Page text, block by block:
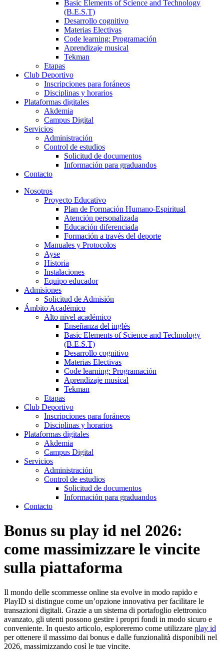
Basic Elements of Science and Technology
(B.E.S.T)
Desarrollo cognitivo
Materias Electivas
Code learning: Programación
Aprendizaje musical
Tekman
Etapas
Club Deportivo
Inscripciones para foráneos
Disciplinas y horarios
Plataformas digitales
Akdemia
Campus Digital
Servicios
Administración
Control de estudios
Solicitud de documentos
Información para graduandos
Contacto
Nosotros
Proyecto Educativo
Plan de Formación Humano-Espiritual
Atención personalizada
Educación diferenciada
Formación a través del deporte
Manuales y Protocolos
Ayse
Historia
Instalaciones
Equipo educador
Admisiones
Solicitud de Admisión
Ámbito Académico
Alto nivel académico
Enseñanza del inglés
Basic Elements of Science and Technology
(B.E.S.T)
Desarrollo cognitivo
Materias Electivas
Code learning: Programación
Aprendizaje musical
Tekman
Etapas
Club Deportivo
Inscripciones para foráneos
Disciplinas y horarios
Plataformas digitales
Akdemia
Campus Digital
Servicios
Administración
Control de estudios
Solicitud de documentos
Información para graduandos
Contacto
Bonus su play id nel 2026:
come massimizzare le vincite
sulla piattaforma
Il mondo delle scommesse online sta evolve in modo rapido e
PlayID si distingue come un’opzione innovativa per facilitare le
transazioni digitali. Grazie a un sistema di portafoglio elettronico
avanzato, gli utenti possono gestire i propri fondi in modo sicuro e
conveniente. In questo articolo, esploreremo come utilizzare play id
per ottenere il massimo dai bonus e dalle funzionalità disponibili nel
2026, massimizzando così le tue vincite.